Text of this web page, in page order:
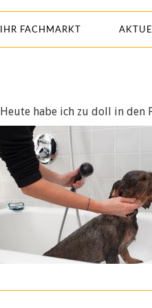
IHR FACHMARKT
Heute habe ich zu doll in den